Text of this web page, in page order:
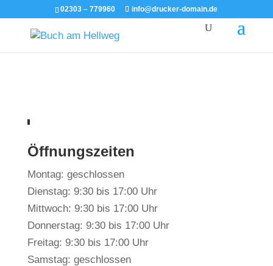
02303 – 779960 info@drucker-domain.de
Öffnungszeiten
Montag: geschlossen
Dienstag: 9:30 bis 17:00 Uhr
Mittwoch: 9:30 bis 17:00 Uhr
Donnerstag: 9:30 bis 17:00 Uhr
Freitag: 9:30 bis 17:00 Uhr
Samstag: geschlossen